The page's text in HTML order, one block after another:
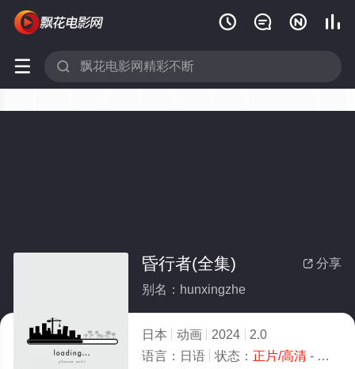
   
 
 分享
昏行者(全集)
别名：hunxingzhe
日本 动画 2024
2.0
语言： 日语 状态： 正片/高清- 免费在线观看